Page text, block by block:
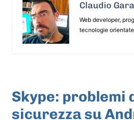
Claudio
Web developer,
tecnologie
Skype: problemi
sicurezza su